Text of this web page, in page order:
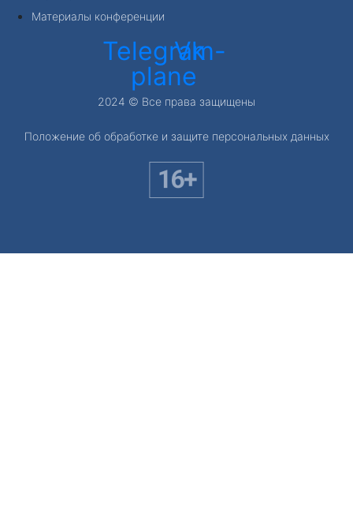
Материалы конференции
Telegram-
plane
Vk
2024 © Все права защищены
Положение об обработке и защите персональных данных